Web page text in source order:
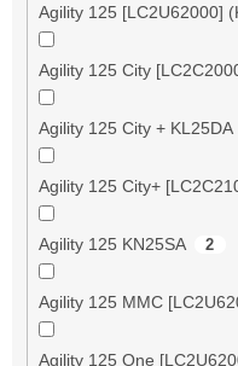
Agility 125 [LC2U62000]
Agility 125 City
Agility 125 City + KL25DA
Agility 125 City+
Agility 125 KN25SA 2
Agility 125 MMC
Agility 125 One